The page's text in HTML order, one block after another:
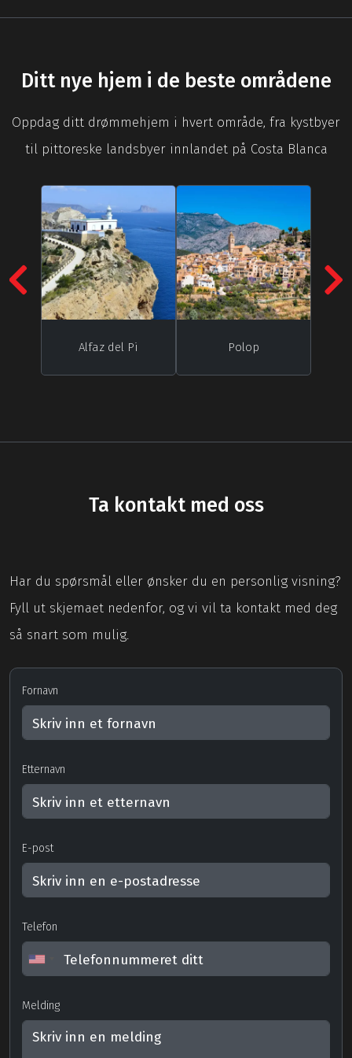
Ditt nye hjem i de beste områdene
Oppdag ditt drømmehjem i hvert område, fra kystbyer
til pittoreske landsbyer innlandet på Costa Blanca
Alfaz del Pi Polop
Previous
Ta kontakt med oss
Har du spørsmål eller ønsker du en personlig visning?
Fyll ut skjemaet nedenfor, og vi vil ta kontakt med deg
så snart som mulig.
Fornavn
Etternavn
E-post
Telefon
Melding